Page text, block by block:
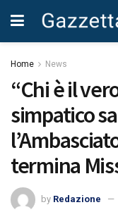
Home News
“Chi è il
simpatico
termina
by Redazione